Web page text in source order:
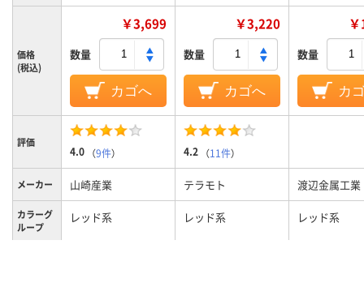
価格
(税込)
￥3,699
数量
カゴへ
￥3,220
数量
カゴへ
数量
カ
評価
4.0 （9件） 4.2 （11件）
メーカー 山崎産業 テラモト 渡辺金属工業
カラーグ
ループ
レッド系 レッド系 レッド系